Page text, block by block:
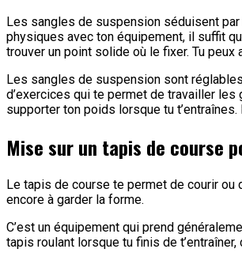
Les sangles de suspension séduisent
physiques avec ton équipement, il suffit
trouver un point solide où le fixer. Tu
Les sangles de suspension sont
d’exercices qui te permet de travailler les
supporter ton poids lorsque tu
Mise sur un tapis de course
Le tapis de course te permet de courir ou
encore à garder la forme.
C’est un équipement qui prend
tapis roulant lorsque tu finis de